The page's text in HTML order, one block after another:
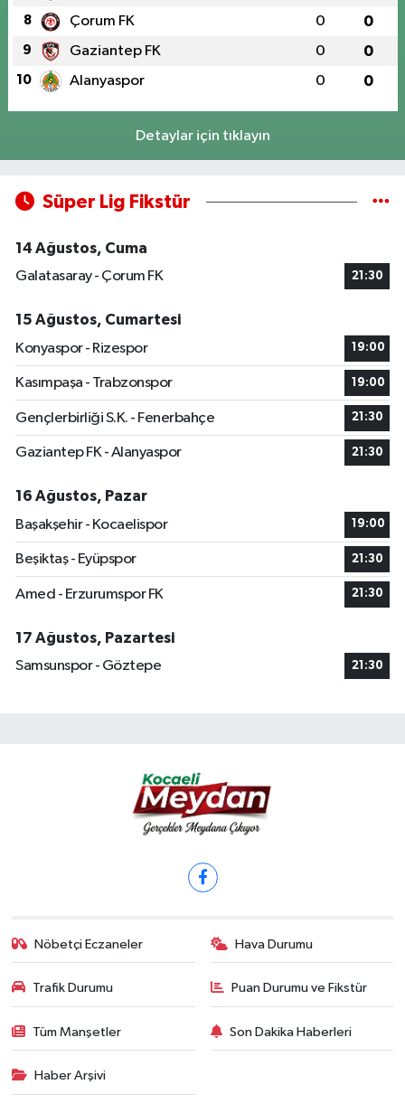
8 Çorum FK 0 0
9 Gaziantep FK 0 0
10 Alanyaspor 0 0
Detaylar için tıklayın
Süper Lig Fikstür
14 Ağustos, Cuma
Galatasaray - Çorum FK
21:30
15 Ağustos, Cumartesi
Konyaspor - Rizespor
19:00
Kasımpaşa - Trabzonspor 19:00
Gençlerbirliği S.K. - Fenerbahçe 21:30
Gaziantep FK - Alanyaspor 21:30
16 Ağustos, Pazar
Başakşehir - Kocaelispor
19:00
Beşiktaş - Eyüpspor 21:30
Amed - Erzurumspor FK 21:30
17 Ağustos, Pazartesi
Samsunspor - Göztepe
21:30
Nöbetçi Eczaneler Hava Durumu
Trafik Durumu Puan Durumu ve Fikstür
Tüm Manşetler Son Dakika Haberleri
Haber Arşivi